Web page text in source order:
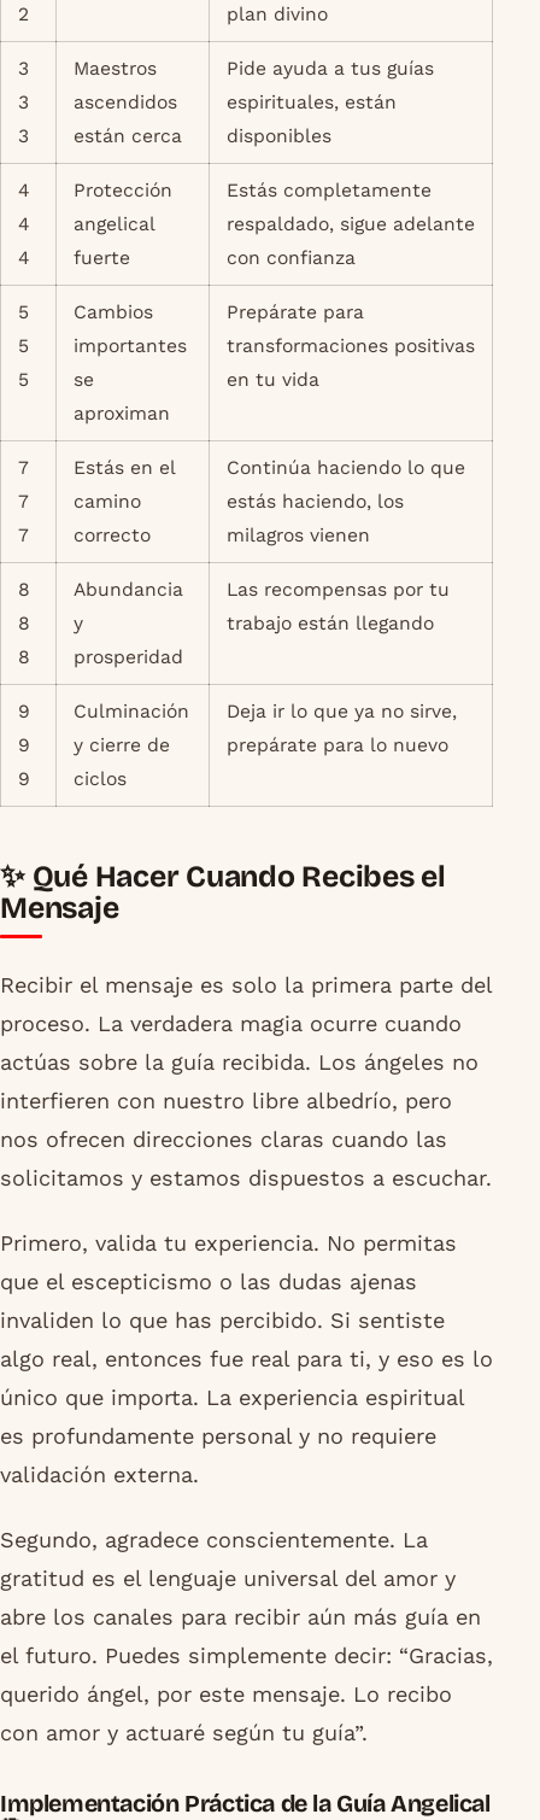
2
plan divino
3
3
3
Maestros
ascendidos
están cerca
Pide ayuda a tus guías
espirituales, están
disponibles
4
4
4
Protección
angelical
fuerte
Estás completamente
respaldado, sigue adelante
con confianza
5
5
5
Cambios
importantes
se
aproximan
Prepárate para
transformaciones positivas
en tu vida
7
7
7
Estás en el
camino
correcto
Continúa haciendo lo que
estás haciendo, los
milagros vienen
8
8
8
Abundancia
y
prosperidad
Las recompensas por tu
trabajo están llegando
9
9
9
Culminación
y cierre de
ciclos
Deja ir lo que ya no sirve,
prepárate para lo nuevo
✨ Qué Hacer Cuando Recibes el
Mensaje
Recibir el mensaje es solo la primera parte del
proceso. La verdadera magia ocurre cuando
actúas sobre la guía recibida. Los ángeles no
interfieren con nuestro libre albedrío, pero
nos ofrecen direcciones claras cuando las
solicitamos y estamos dispuestos a escuchar.
Primero, valida tu experiencia. No permitas
que el escepticismo o las dudas ajenas
invaliden lo que has percibido. Si sentiste
algo real, entonces fue real para ti, y eso es lo
único que importa. La experiencia espiritual
es profundamente personal y no requiere
validación externa.
Segundo, agradece conscientemente. La
gratitud es el lenguaje universal del amor y
abre los canales para recibir aún más guía en
el futuro. Puedes simplemente decir: “Gracias,
querido ángel, por este mensaje. Lo recibo
con amor y actuaré según tu guía”.
Implementación Práctica de la Guía Angelical